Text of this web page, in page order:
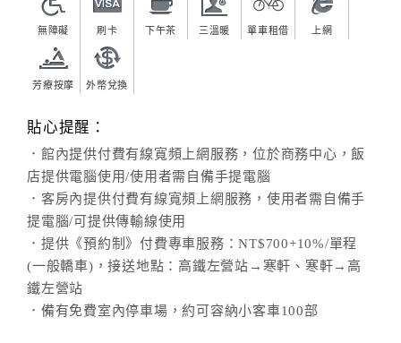
無障礙 刷卡 下午茶 三溫暖 單車租借 上網
芳療按摩 外幣兌換
貼心提醒：
．館內提供付費有線寬頻上網服務，位於商務中心，飯
店提供電腦使用/使用者需自備手提電腦
．客房內提供付費有線寬頻上網服務，使用者需自備手
提電腦/可提供傳輸線使用
．提供《預約制》付費專車服務：NT$700+10%/單程
(一般轎車)，接送地點：高鐵左營站→寒軒、寒軒→高
鐵左營站
．備有免費室內停車場，約可容納小客車100部